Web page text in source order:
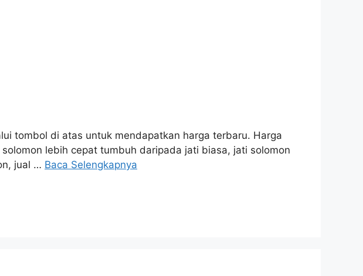
tombol di atas untuk mendapatkan harga terbaru. Harga
lebih cepat tumbuh daripada jati biasa, jati solomon
jual … Baca Selengkapnya